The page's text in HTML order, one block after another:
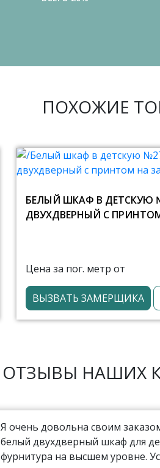
ПОХОЖИЕ
БЕЛЫЙ ШКАФ В ДЕТСКУЮ
ДВУХДВЕРНЫЙ С
Цена за пог. метр от
ВЫЗВАТЬ ЗАМЕРЩИКА
ОТЗЫВЫ НАШИХ
Я очень довольна своим
белый двухдверный шкаф для
фурнитура на высшем уровне.